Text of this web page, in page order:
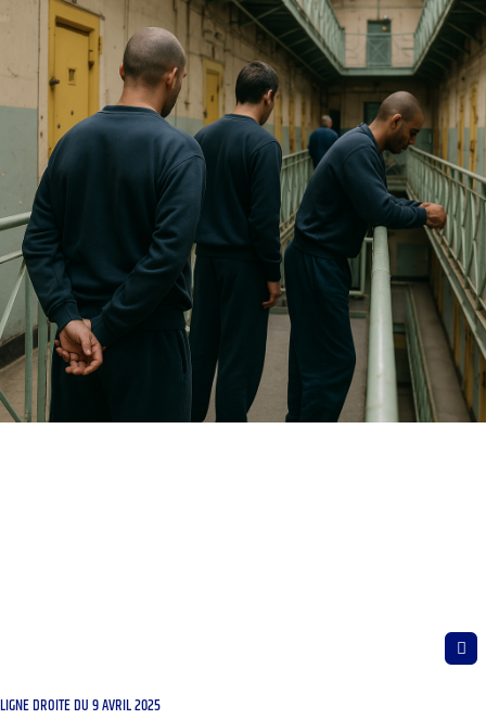
LIGNE DROITE DU 9 AVRIL 2025